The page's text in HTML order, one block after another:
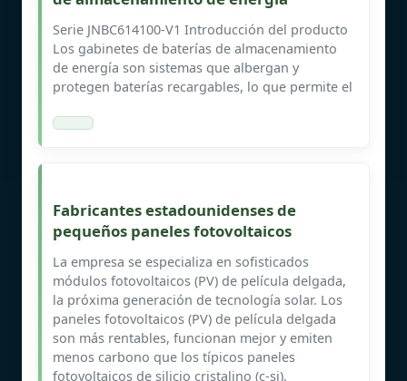
Serie JNBC614100-V1 Introducción del producto
Los gabinetes de baterías de almacenamiento
de energía son sistemas que albergan y
protegen baterías recargables, lo que permite el
Fabricantes estadounidenses de
pequeños paneles fotovoltaicos
La empresa se especializa en sofisticados
módulos fotovoltaicos (PV) de película delgada,
la próxima generación de tecnología solar. Los
paneles fotovoltaicos (PV) de película delgada
son más rentables, funcionan mejor y emiten
menos carbono que los típicos paneles
fotovoltaicos de silicio cristalino (c-si).